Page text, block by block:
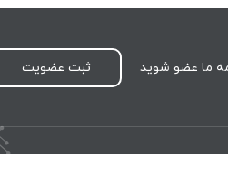
ما عضو شوید ثبت عضویت